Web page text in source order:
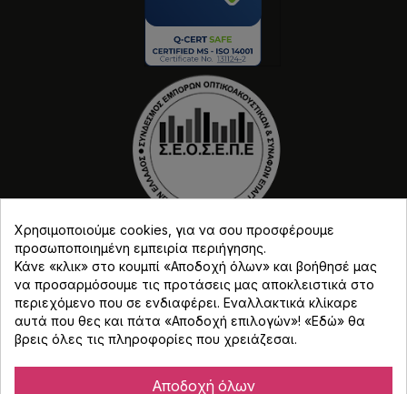
Copyright © Djmania 2026 / Οι τιμές περιλαμβάνουν
Χρησιμοποιούμε cookies, για να σου προσφέρουμε
προσωποποιημένη εμπειρία περιήγησης.
Κάνε «κλικ» στο κουμπί «Αποδοχή όλων» και βοήθησέ μας
να προσαρμόσουμε τις προτάσεις μας αποκλειστικά στο
περιεχόμενο που σε ενδιαφέρει. Εναλλακτικά κλίκαρε
αυτά που θες και πάτα «Αποδοχή επιλογών»! «Εδώ» θα
βρεις όλες τις πληροφορίες που χρειάζεσαι.
Αποδοχή όλων